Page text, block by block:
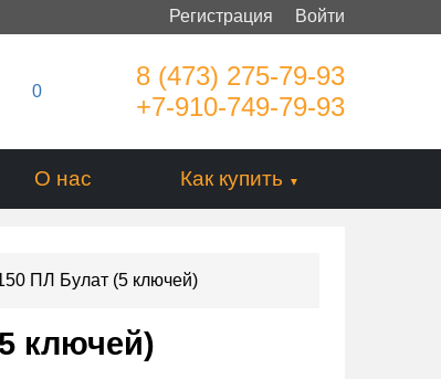
Войти
Регистрация
0
8 (473) 275-79-93
+7-910-749-79-93
О нас Как купить
ПЛ Булат (5 ключей)
ключей)